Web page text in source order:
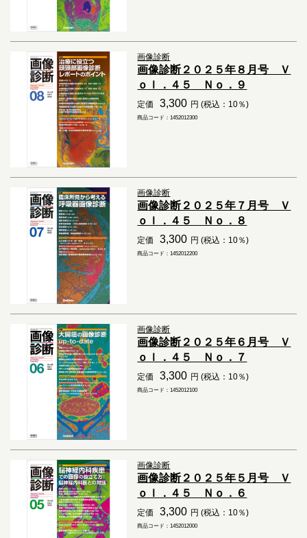
画像診断
画像診断２０２５年８月号 Ｖ
ｏｌ．４５ Ｎｏ．９
定価 3,300 円 (税込：10％)
商品コード：1452012300
画像診断
画像診断２０２５年７月号 Ｖ
ｏｌ．４５ Ｎｏ．８
定価 3,300 円 (税込：10％)
商品コード：1452012200
画像診断
画像診断２０２５年６月号 Ｖ
ｏｌ．４５ Ｎｏ．７
定価 3,300 円 (税込：10％)
商品コード：1452012100
画像診断
画像診断２０２５年５月号 Ｖ
ｏｌ．４５ Ｎｏ．６
定価 3,300 円 (税込：10％)
商品コード：1452012000